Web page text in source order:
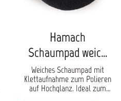
Hamach
Schaumpad weich
150 mm
Weiches Schaumpad mit
Klettaufnahme zum Polieren
auf Hochglanz. Ideal zum